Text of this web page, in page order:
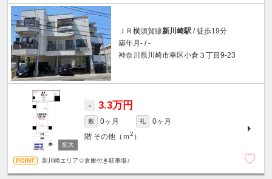
ＪＲ横須賀線新川崎駅 / 徒歩19分
築年月- / -
神奈川県川崎市幸区小倉３丁目9-23
- 3.3万円
敷 0ヶ月 礼
0ヶ月
階 その他（ｍ2 ）
新川崎エリア☆倉庫付き駐車場♪